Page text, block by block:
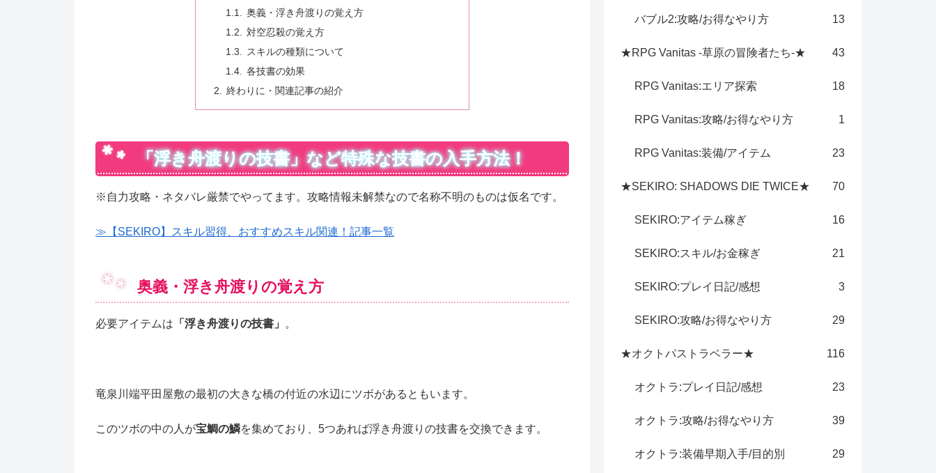
奥義・浮き舟渡りの覚え方
対空忍殺の覚え方
スキルの種類について
各技書の効果
終わりに・関連記事の紹介
「浮き舟渡りの技書」など特殊な技書の入手方法！
※自力攻略・ネタバレ厳禁でやってます。攻略情報未解禁なので名称不明のものは仮名です。
≫【SEKIRO】スキル習得、おすすめスキル関連！記事一覧
奥義・浮き舟渡りの覚え方
必要アイテムは 「浮き舟渡りの技書」 。
竜泉川端平田屋敷の最初の大きな橋の付近の水辺にツボがあるともいます。
このツボの中の人が宝鯛の鱗を集めており、5つあれば浮き舟渡りの技書を交換できます。
バブル2:攻略/お得なやり方 13
★RPG Vanitas -草原の冒険者たち-★ 43
RPG Vanitas:エリア探索 18
RPG Vanitas:攻略/お得なやり方 1
RPG Vanitas:装備/アイテム 23
★SEKIRO: SHADOWS DIE TWICE★ 70
SEKIRO:アイテム稼ぎ 16
SEKIRO:スキル/お金稼ぎ 21
SEKIRO:プレイ日記/感想 3
SEKIRO:攻略/お得なやり方 29
★オクトパストラベラー★ 116
オクトラ:プレイ日記/感想 23
オクトラ:攻略/お得なやり方 39
オクトラ:装備早期入手/目的別 29